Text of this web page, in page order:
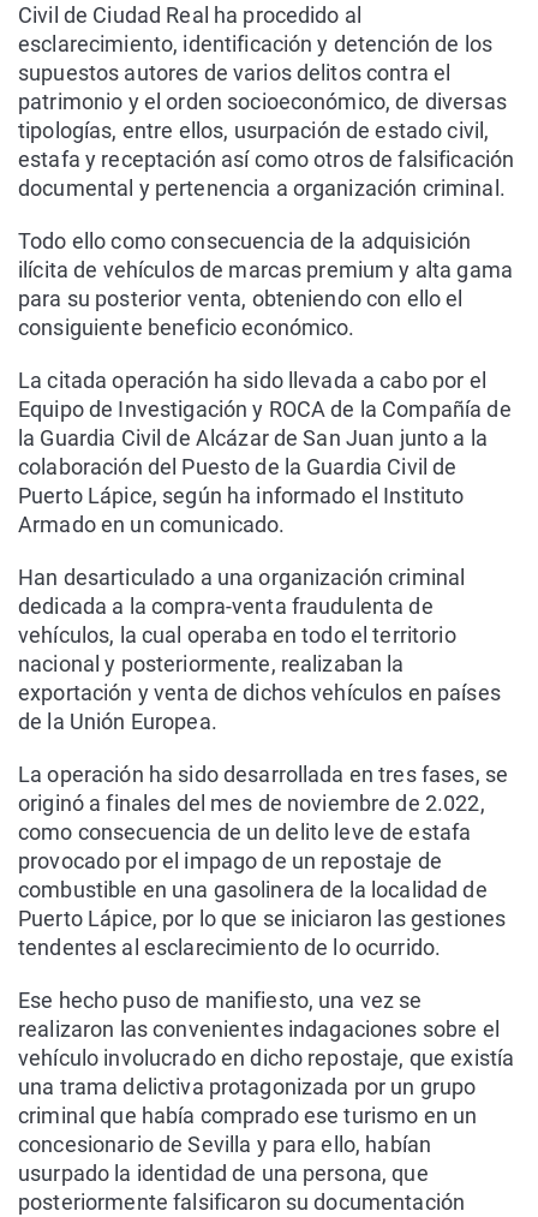
Civil de Ciudad Real ha procedido al
esclarecimiento, identificación y detención de los
supuestos autores de varios delitos contra el
patrimonio y el orden socioeconómico, de diversas
tipologías, entre ellos, usurpación de estado civil,
estafa y receptación así como otros de falsificación
documental y pertenencia a organización criminal.
Todo ello como consecuencia de la adquisición
ilícita de vehículos de marcas premium y alta gama
para su posterior venta, obteniendo con ello el
consiguiente beneficio económico.
La citada operación ha sido llevada a cabo por el
Equipo de Investigación y ROCA de la Compañía de
la Guardia Civil de Alcázar de San Juan junto a la
colaboración del Puesto de la Guardia Civil de
Puerto Lápice, según ha informado el Instituto
Armado en un comunicado.
Han desarticulado a una organización criminal
dedicada a la compra-venta fraudulenta de
vehículos, la cual operaba en todo el territorio
nacional y posteriormente, realizaban la
exportación y venta de dichos vehículos en países
de la Unión Europea.
La operación ha sido desarrollada en tres fases, se
originó a finales del mes de noviembre de 2.022,
como consecuencia de un delito leve de estafa
provocado por el impago de un repostaje de
combustible en una gasolinera de la localidad de
Puerto Lápice, por lo que se iniciaron las gestiones
tendentes al esclarecimiento de lo ocurrido.
Ese hecho puso de manifiesto, una vez se
realizaron las convenientes indagaciones sobre el
vehículo involucrado en dicho repostaje, que existía
una trama delictiva protagonizada por un grupo
criminal que había comprado ese turismo en un
concesionario de Sevilla y para ello, habían
usurpado la identidad de una persona, que
posteriormente falsificaron su documentación